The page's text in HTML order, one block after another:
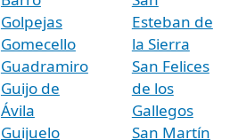
Golpejas
Gomecello
Guadramiro
Guijo de
Ávila
Guijuelo
Esteban de
la Sierra
San Felices
de los
Gallegos
San Martín